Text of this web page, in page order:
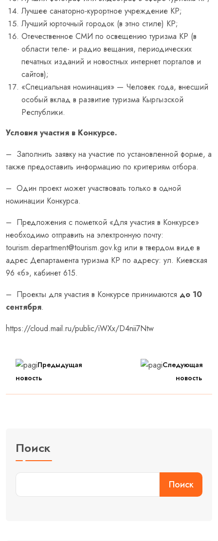
Лучшее санаторно-курортное учреждение КР;
Лучший юрточный городок (в этно стиле) КР;
Отечественное СМИ по освещению туризма КР (в
области теле- и радио вещания, периодических
печатных изданий и новостных интернет порталов и
сайтов);
«Специальная номинация» — Человек года, внесший
особый вклад в развитие туризма Кыргызской
Республики.
Условия участия в Конкурсе.
– Заполнить заявку на участие по установленной форме, а
также предоставить информацию по критериям отбора.
– Один проект может участвовать только в одной
номинации Конкурса.
– Предложения с пометкой «Для участия в Конкурсе»
необходимо отправить на электронную почту:
tourism.department@tourism.gov.kg или в твердом виде в
адрес Департамента туризма КР по адресу: ул. Киевская
96 «б», кабинет 615.
– Проекты для участия в Конкурсе принимаются до 10
сентября.
https://cloud.mail.ru/public/iWXx/D4nii7Ntw
Предыдущая
новость
Следующая
новость
Поиск
Поиск